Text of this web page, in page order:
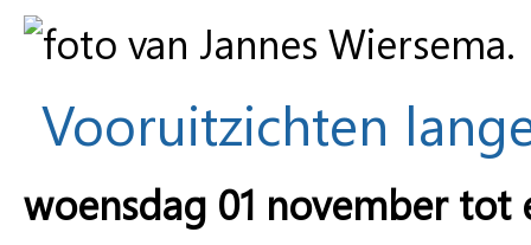
Vooruitzichten
woensdag 01 november